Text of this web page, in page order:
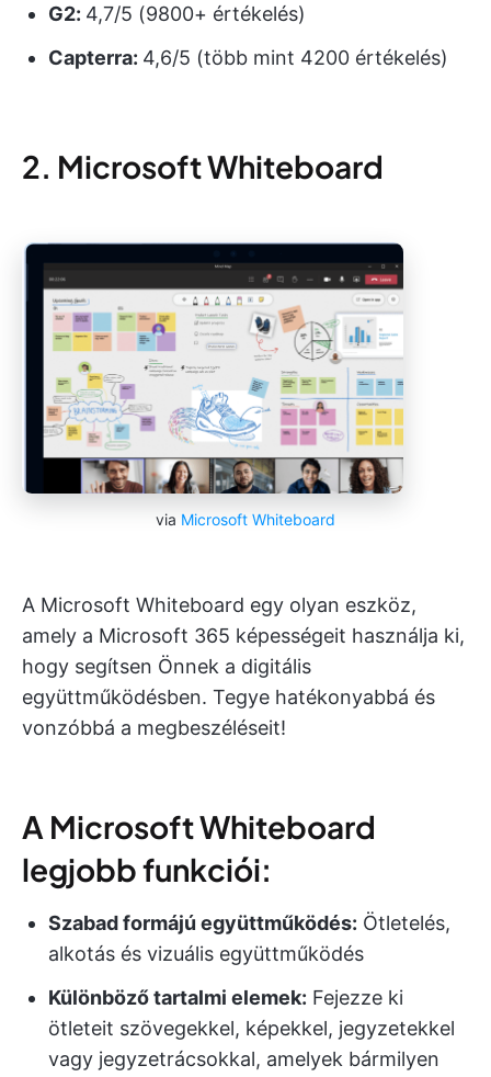
G2: 4,7/5 (9800+ értékelés)
Capterra: 4,6/5 (több mint 4200 értékelés)
2. Microsoft Whiteboard
via Microsoft Whiteboard
A Microsoft Whiteboard egy olyan eszköz,
amely a Microsoft 365 képességeit használja ki,
hogy segítsen Önnek a digitális
együttműködésben. Tegye hatékonyabbá és
vonzóbbá a megbeszéléseit!
A Microsoft Whiteboard
legjobb funkciói:
Szabad formájú együttműködés: Ötletelés,
alkotás és vizuális együttműködés
Különböző tartalmi elemek: Fejezze ki
ötleteit szövegekkel, képekkel, jegyzetekkel
vagy jegyzetrácsokkal, amelyek bármilyen